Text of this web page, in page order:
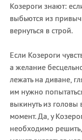
Козероги знают:
выбьются из
вернуться в строй.
Если Козероги
а желание
лежать на диване,
им нужно
выкинуть из головы
момент. Да, у
необходимо решить,